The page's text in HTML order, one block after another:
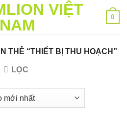
0
THẺ “THIẾT BỊ THU HOẠCH”
LỌC